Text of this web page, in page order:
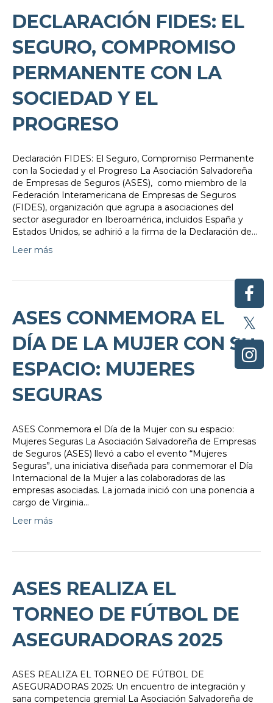
DECLARACIÓN FIDES: EL
SEGURO, COMPROMISO
PERMANENTE CON LA
SOCIEDAD Y EL
PROGRESO
Declaración FIDES: El Seguro, Compromiso Permanente
con la Sociedad y el Progreso La Asociación Salvadoreña
de Empresas de Seguros (ASES), como miembro de la
Federación Interamericana de Empresas de Seguros
(FIDES), organización que agrupa a asociaciones del
sector asegurador en Iberoamérica, incluidos España y
Estados Unidos, se adhirió a la firma de la Declaración de…
Leer más
ASES CONMEMORA EL
DÍA DE LA MUJER CON SU
ESPACIO: MUJERES
SEGURAS
ASES Conmemora el Día de la Mujer con su espacio:
Mujeres Seguras La Asociación Salvadoreña de Empresas
de Seguros (ASES) llevó a cabo el evento “Mujeres
Seguras”, una iniciativa diseñada para conmemorar el Día
Internacional de la Mujer a las colaboradoras de las
empresas asociadas. La jornada inició con una ponencia a
cargo de Virginia…
Leer más
ASES REALIZA EL
TORNEO DE FÚTBOL DE
ASEGURADORAS 2025
ASES REALIZA EL TORNEO DE FÚTBOL DE
ASEGURADORAS 2025: Un encuentro de integración y
sana competencia gremial La Asociación Salvadoreña de